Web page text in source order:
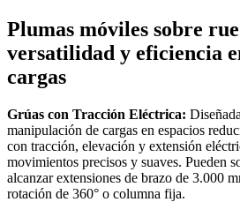
Plumas móviles sobre
versatilidad y eficiencia
cargas
Grúas con Tracción Eléctrica:
manipulación de cargas en espacios
con tracción, elevación y extensión
movimientos precisos y suaves. Pueden
alcanzar extensiones de brazo de 3.000
rotación de 360° o columna fija.